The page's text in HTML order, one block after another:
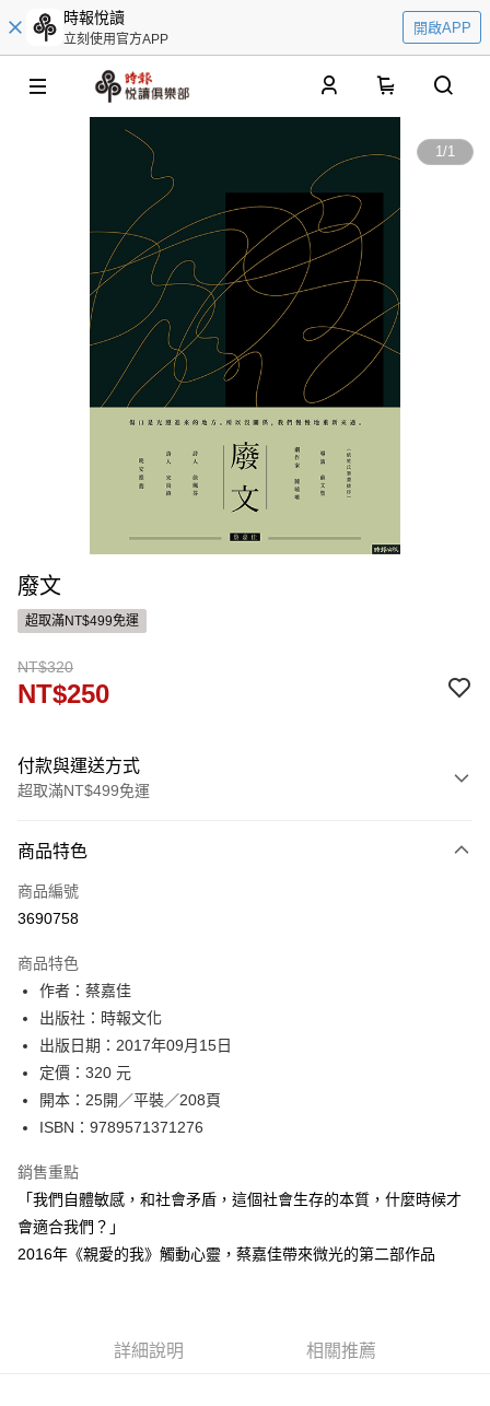
時報悅讀
立刻使用官方APP
開啟APP
1/1
廢文
超取滿NT$499免運
NT$320
NT$250
付款與運送方式
超取滿NT$499免運
信用卡一次付款
ATM付款
運送方式
付款後全家取貨
每筆NT$60，滿NT$499(含以上)免運費
付款後7-11取貨
每筆NT$60，滿NT$499(含以上)免運費
宅配
每筆NT$100，滿NT$499(含以上)免運費
商品特色
商品編號
3690758
商品特色
作者：蔡嘉佳
出版社：時報文化
出版日期：2017年09月15日
定價：320 元
開本：25開／平裝／208頁
ISBN：9789571371276
銷售重點
「我們自體敏感，和社會矛盾，這個社會生存的本質，什麼時候才
會適合我們？」
2016年《親愛的我》觸動心靈，蔡嘉佳帶來微光的第二部作品
詳細說明 相關推薦